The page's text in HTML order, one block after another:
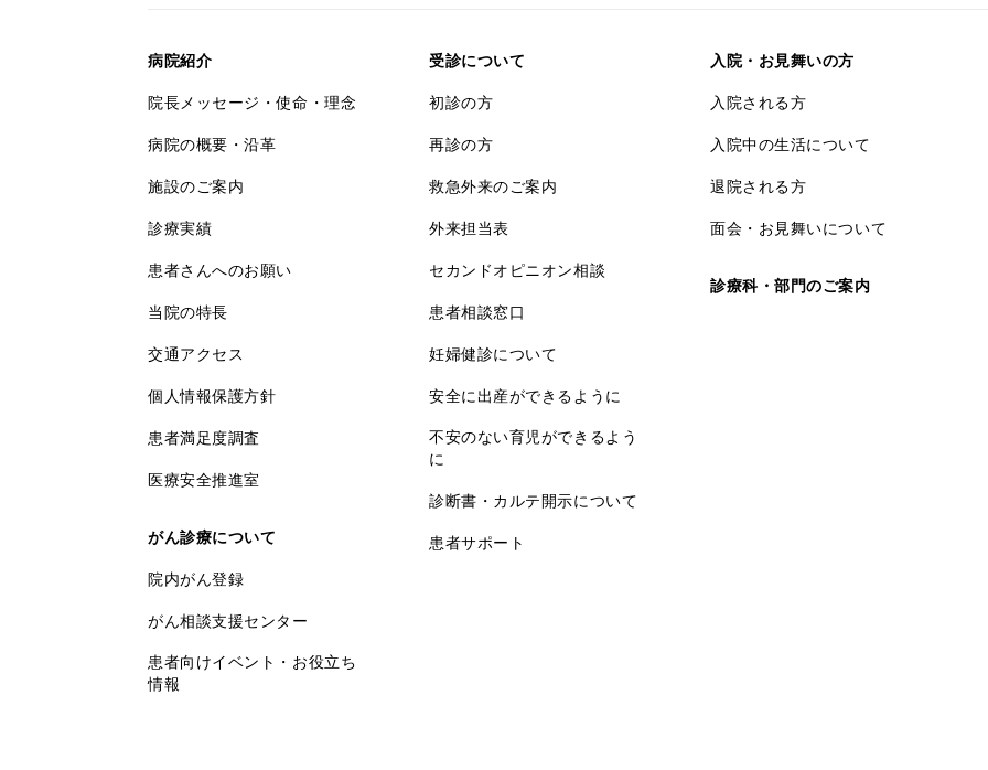
病院紹介
院長メッセージ・使命・理念
病院の概要・沿革
施設のご案内
診療実績
患者さんへのお願い
当院の特長
交通アクセス
個人情報保護方針
患者満足度調査
医療安全推進室
がん診療について
院内がん登録
がん相談支援センター
患者向けイベント・お役立ち
情報
受診について
初診の方
再診の方
救急外来のご案内
外来担当表
セカンドオピニオン相談
患者相談窓口
妊婦健診について
安全に出産ができるように
不安のない育児ができるよう
に
診断書・カルテ開示について
患者サポート
入院・お見舞いの方
入院される方
入院中の生活について
退院される方
面会・お見舞いについて
診療科・部門のご案内